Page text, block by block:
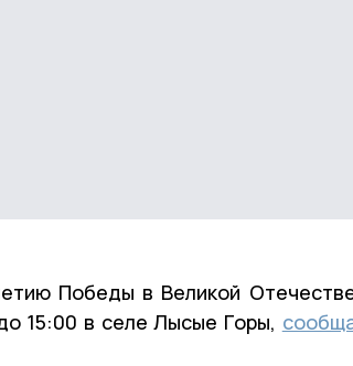
Победы в Великой
15:00 в селе Лысые Горы,